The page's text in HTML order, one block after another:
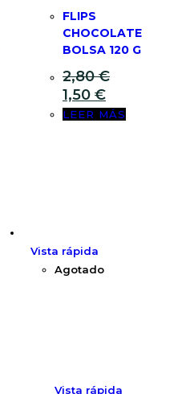
FLIPS
CHOCOLATE
BOLSA 120 G
2,80€
1,50 €
LEER MÁS
Vista rápida
Agotado
Vista rápida